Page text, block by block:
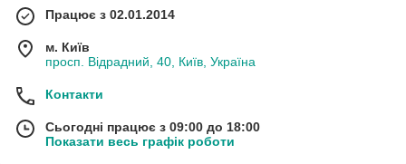
Працює з 02.01.2014
м. Київ
просп. Відрадний, 40, Київ, Україна
Контакти
Сьогодні працює з 09:00 до 18:00
Показати весь графік роботи